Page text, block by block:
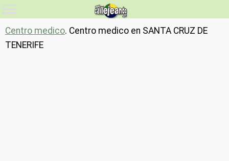
Centro medico. Centro medico en SANTA CRUZ DE
TENERIFE